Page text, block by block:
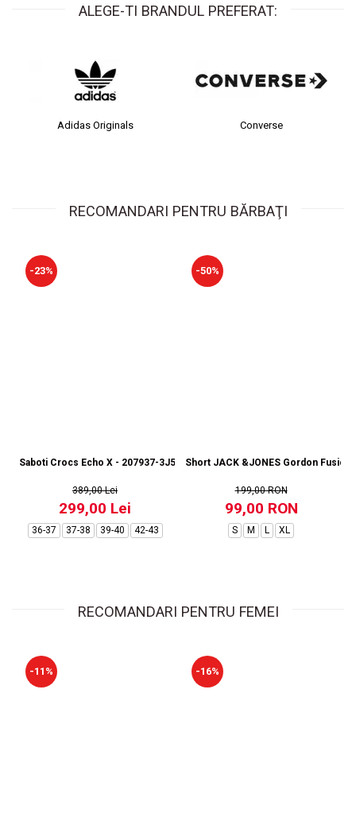
ALEGE-TI BRANDUL PREFERAT:
Adidas Originals Converse
RECOMANDARI PENTRU BĂRBAŢI
-23%
Saboti Crocs Echo X - 207937-3J5
389,00 Lei
299,00 Lei
36-37 37-38 39-40 42-43
-50%
Short JACK &JONES Gordon Fusion
199,00 RON
99,00 RON
S M L XL
RECOMANDARI PENTRU FEMEI
-11% -16%